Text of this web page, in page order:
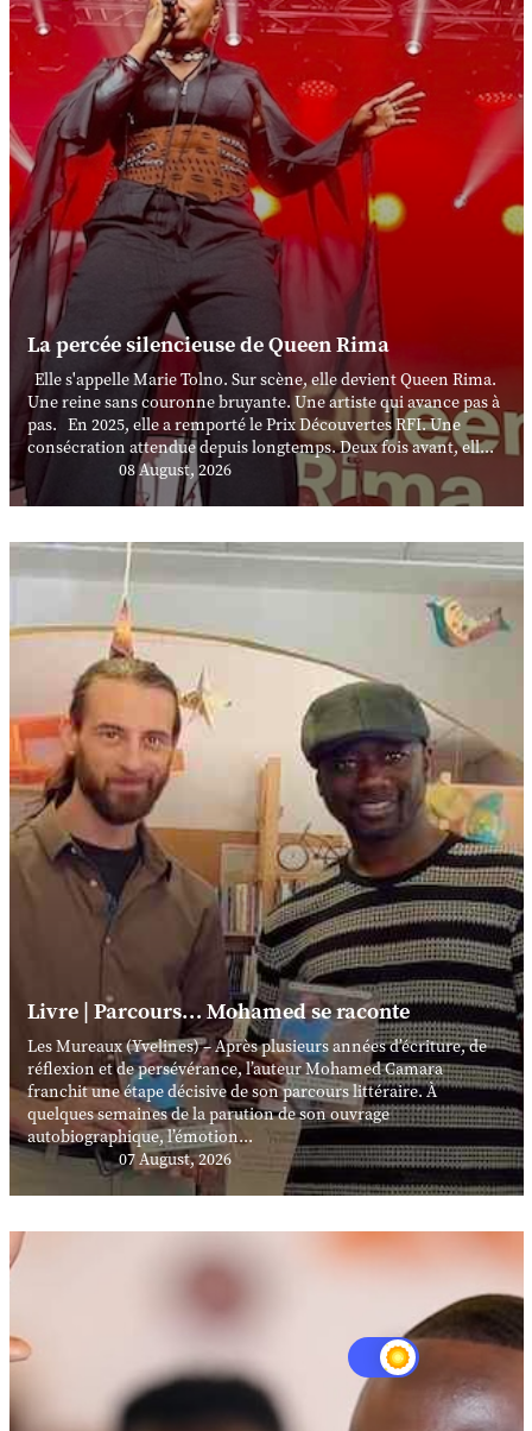
La percée silencieuse de Queen Rima
Elle s'appelle Marie Tolno. Sur scène, elle devient Queen Rima.
Une reine sans couronne bruyante. Une artiste qui avance pas à
pas. En 2025, elle a remporté le Prix Découvertes RFI. Une
consécration attendue depuis longtemps. Deux fois avant, ell...
08 August, 2026
Livre | Parcours… Mohamed se raconte
Les Mureaux (Yvelines) – Après plusieurs années d’écriture, de
réflexion et de persévérance, l’auteur Mohamed Camara
franchit une étape décisive de son parcours littéraire. À
quelques semaines de la parution de son ouvrage
autobiographique, l’émotion...
07 August, 2026